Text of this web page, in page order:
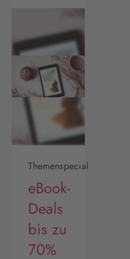
Themenspecial
eBook-
Deals
bis zu
70%